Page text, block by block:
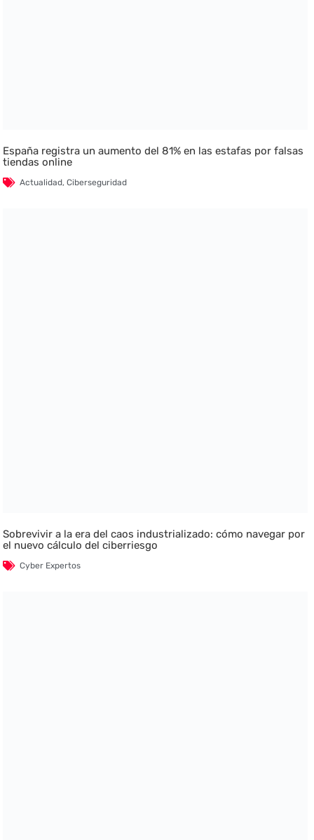
España registra un aumento del 81% en las estafas por falsas
tiendas online
Actualidad,Ciberseguridad
Sobrevivir a la era del caos industrializado: cómo navegar por
el nuevo cálculo del ciberriesgo
Cyber Expertos